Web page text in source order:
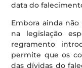
data do
Embora ainda
na legislação
regramento
permite que os
das dívidas do